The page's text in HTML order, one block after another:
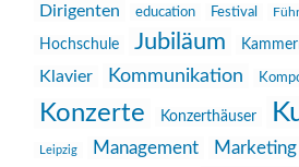
Dirigenten education Festival
Hochschule Jubiläum
Klavier
Kommunikation
Konzerte Konzerthäuser
Leipzig Management Marketing